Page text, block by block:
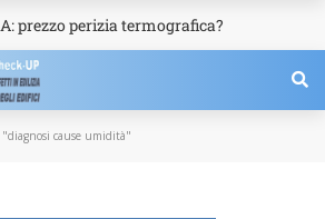
prezzo perizia termografica?
"diagnosi cause umidità"